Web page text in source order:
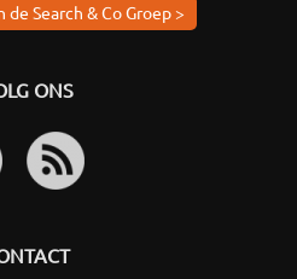
Search & Co Groep >
ONS